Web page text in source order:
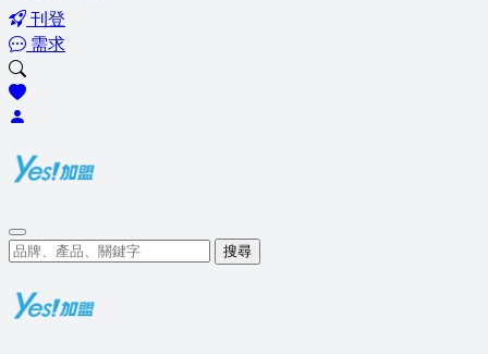
刊登
需求
搜尋